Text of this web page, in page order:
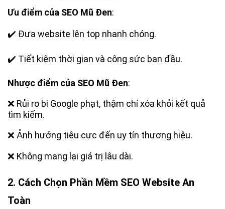
Ưu điểm của SEO Mũ Đen:
✔️ Đưa website lên top nhanh chóng.
✔️ Tiết kiệm thời gian và công sức ban đầu.
Nhược điểm của SEO Mũ Đen:
❌ Rủi ro bị Google phạt, thậm chí xóa khỏi kết quả
tìm kiếm.
❌ Ảnh hưởng tiêu cực đến uy tín thương hiệu.
❌ Không mang lại giá trị lâu dài.
2. Cách Chọn Phần Mềm SEO Website An
Toàn